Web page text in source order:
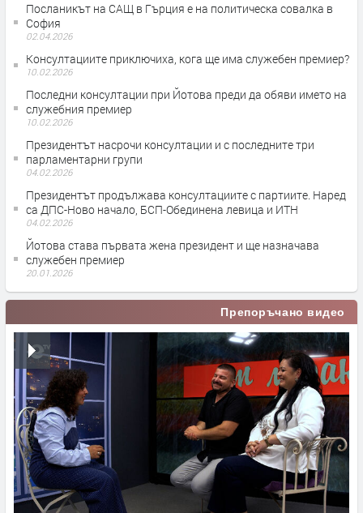
Посланикът на САЩ в Гърция е на политическа совалка в
София
02.04.2026
Консултациите приключиха, кога ще има служебен премиер?
10.02.2026
Последни консултации при Йотова преди да обяви името на
служебния премиер
10.02.2026
Президентът насрочи консултации и с последните три
парламентарни групи
04.02.2026
Президентът продължава консултациите с партиите. Наред
са ДПС-Ново начало, БСП-Обединена левица и ИТН
04.02.2026
Йотова става първата жена президент и ще назначава
служебен премиер
20.01.2026
Препоръчано видео